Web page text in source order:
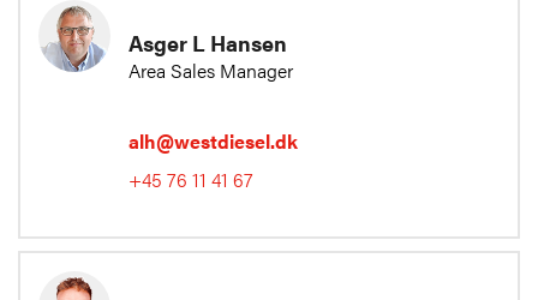
Asger L Hansen
Area Sales Manager
alh@westdiesel.dk
+45 76 11 41 67